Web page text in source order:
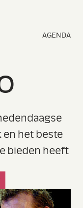
AGENDA
en het beste
bieden heeft